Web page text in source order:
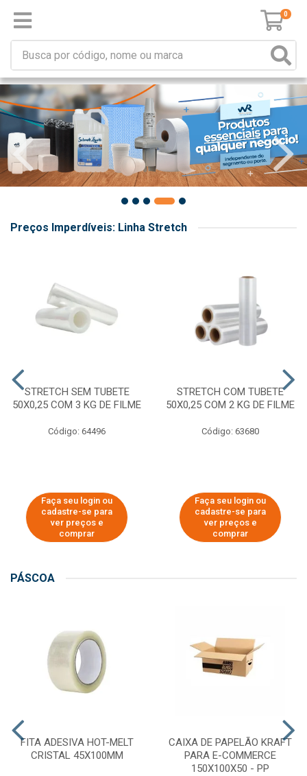
0
Preços Imperdíveis: Linha Stretch
STRETCH SEM TUBETE
50X0,25 COM 3 KG DE FILME
Código: 64496
Faça seu login ou
cadastre-se para
ver preços e
comprar
STRETCH COM TUBETE
50X0,25 COM 2 KG DE FILME
Código: 63680
Faça seu login ou
cadastre-se para
ver preços e
comprar
PÁSCOA
FITA ADESIVA HOT-MELT
CRISTAL 45X100MM
CAIXA DE PAPELÃO KRAFT
PARA E-COMMERCE
150X100X50 - PP